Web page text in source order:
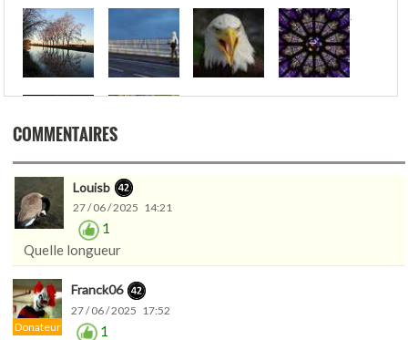
.
COMMENTAIRES
Louisb
27 / 06 / 2025 14:21
1
Quelle longueur
Donateur
Franck06
27 / 06 / 2025 17:52
1